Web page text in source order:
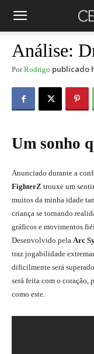
Análise:
Por Rodrigo publicado
Um sonho
Anunciado durante a
FighterZ trouxe um
muitos da minha idade
criança se tornando
gráficos e movimentos
Desenvolvido pela Arc
traz jogabilidade
dificilmente será
será feita com o coração,
como este.